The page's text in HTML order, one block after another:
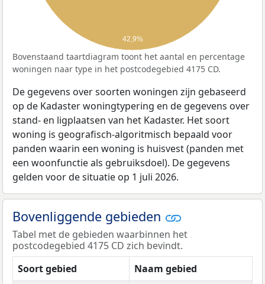
42,9%
Bovenstaand taartdiagram toont het aantal en percentage
woningen naar type in het postcodegebied 4175 CD.
De gegevens over soorten woningen zijn gebaseerd
op de Kadaster woningtypering en de gegevens over
stand- en ligplaatsen van het Kadaster. Het soort
woning is geografisch-algoritmisch bepaald voor
panden waarin een woning is huisvest (panden met
een woonfunctie als gebruiksdoel). De gegevens
gelden voor de situatie op 1 juli 2026.
Bovenliggende gebieden
Tabel met de gebieden waarbinnen het
postcodegebied 4175 CD zich bevindt.
Soort gebied
Naam gebied